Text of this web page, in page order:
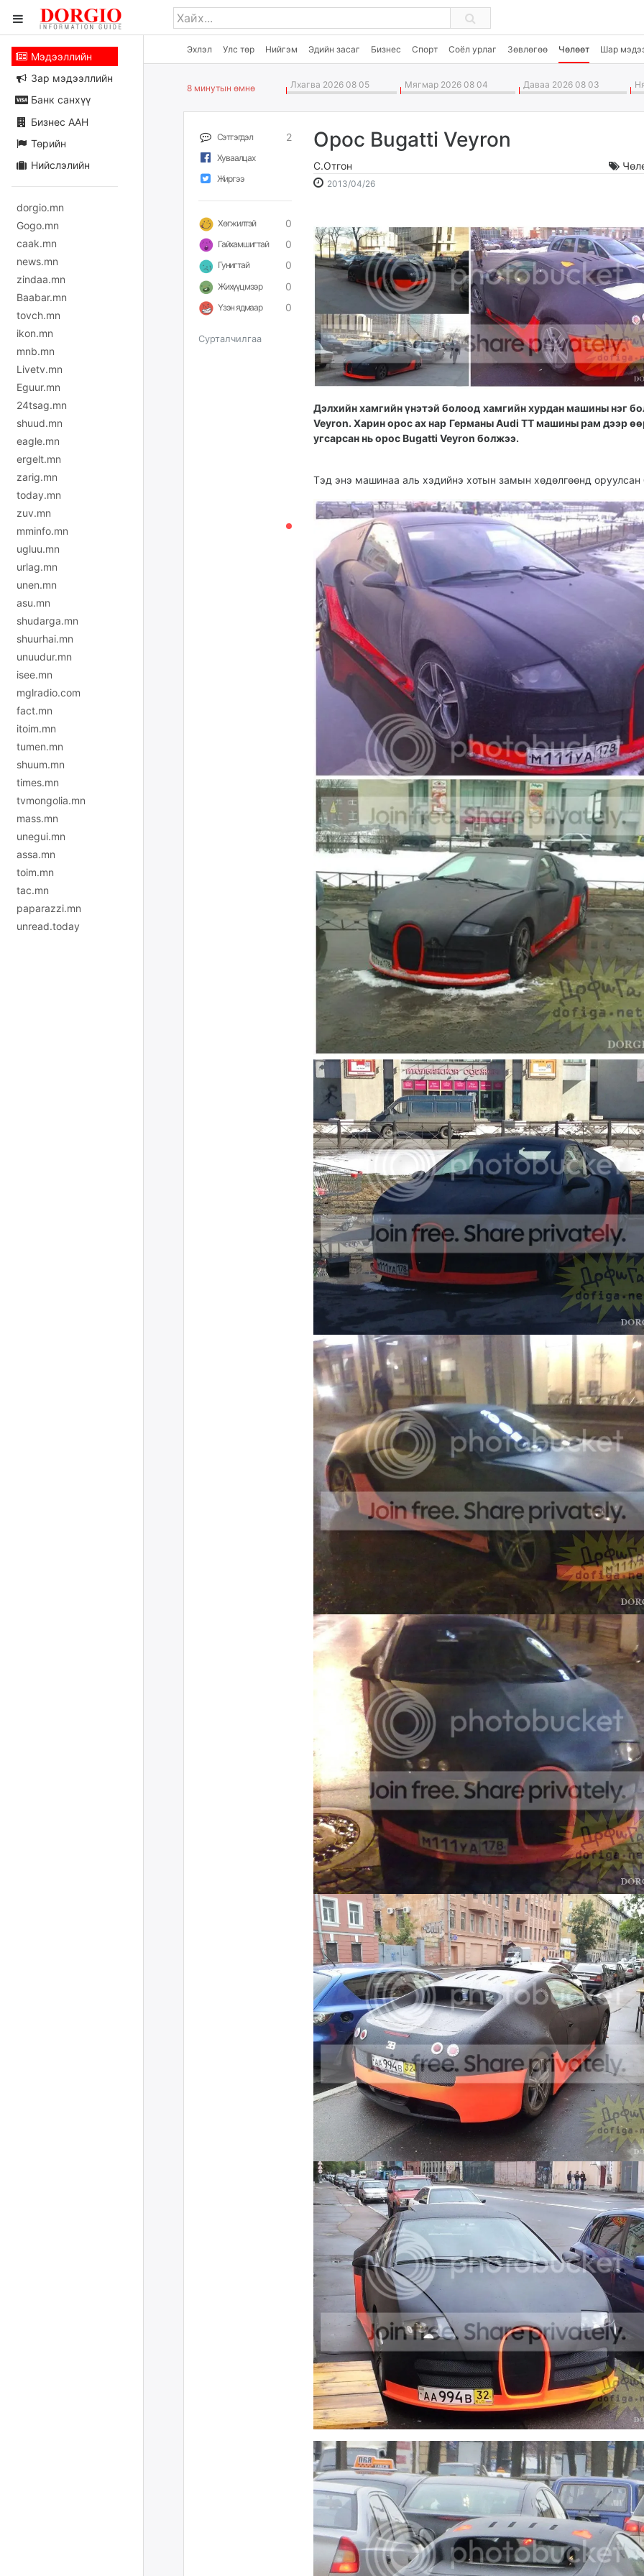
Эхлэл Улс төр Нийгэм Эдийн засаг Бизнес Спорт Соёл урлаг Зөвлөгөө Чөлөөт Шар
Мэдээллийн
Зар мэдээллийн
Банк санхүү
Бизнес ААН
Төрийн
Нийслэлийн
dorgio.mn
Gogo.mn
caak.mn
news.mn
zindaa.mn
Baabar.mn
tovch.mn
ikon.mn
mnb.mn
Livetv.mn
Eguur.mn
24tsag.mn
shuud.mn
eagle.mn
ergelt.mn
zarig.mn
today.mn
zuv.mn
mminfo.mn
ugluu.mn
urlag.mn
unen.mn
asu.mn
shudarga.mn
shuurhai.mn
unuudur.mn
isee.mn
mglradio.com
fact.mn
itoim.mn
tumen.mn
shuum.mn
times.mn
tvmongolia.mn
mass.mn
unegui.mn
assa.mn
toim.mn
tac.mn
paparazzi.mn
unread.today
8 минутын өмнө Лхагва 2026 08 05 Мягмар 2026 08 04 Даваа 2026 08 03
Сэтгэгдэл 2
Хуваалцах
Жиргээ
Хөгжилтэй 0
Гайхамшигтай 0
Гунигтай 0
Жихүүцмээр 0
Үзэн ядмаар 0
Сурталчилгаа
Орос Bugatti Veyron
С.Отгон
2013/04/262013-
18:03:28
2026-
15:23:34
Дэлхийн хамгийн үнэтэй болоод хамгийн хурдан машины нэг
Veyron. Харин орос ах нар Германы Audi TT машины рам дээр
угсарсан нь орос Bugatti Veyron болжээ.
Тэд энэ машинаа аль хэдийнэ хотын замын хөдөлгөөнд оруулсан